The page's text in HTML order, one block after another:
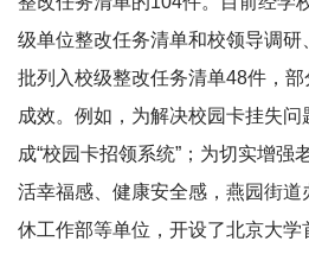
级单位整改任务清单和校领导调
批列入校级整改任务清单48件，
成效。例如，为解决校园卡挂失
成“校园卡招领系统”；为切实增强
活幸福感、健康安全感，燕园街道
休工作部等单位，开设了北京大